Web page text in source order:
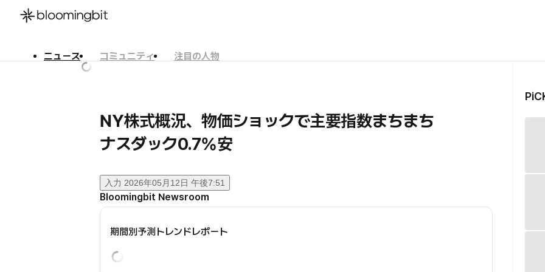
ニュース コミュニティ
注目の人物
NY株式概況、物価ショックで主要指数まちまち
ナスダック0.7%安
入力 2026年05月12日 午後7:51
Bloomingbit Newsroom
期間別予測トレンドレポート